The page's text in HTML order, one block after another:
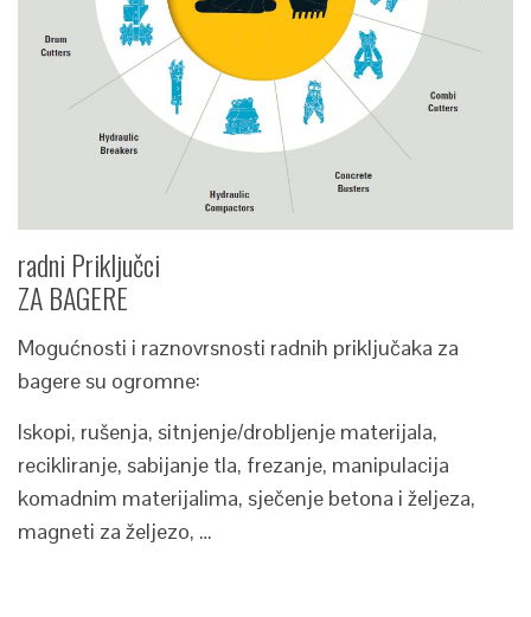
radni Priključci
ZA BAGERE
Mogućnosti i raznovrsnosti radnih priključaka za
bagere su ogromne:
Iskopi, rušenja, sitnjenje/drobljenje materijala,
recikliranje, sabijanje tla, frezanje, manipulacija
komadnim materijalima, sječenje betona i željeza,
magneti za željezo, …